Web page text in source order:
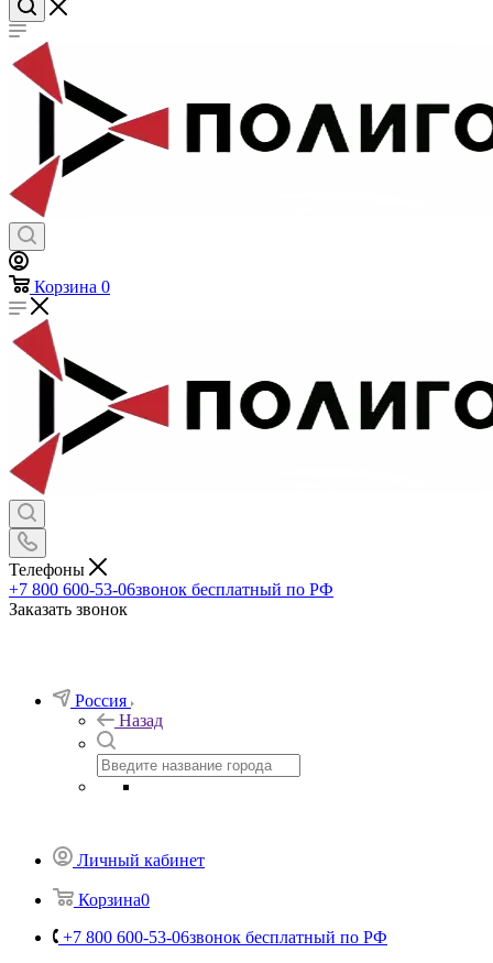
Корзина 0
Телефоны
+7 800 600-53-06звонок бесплатный по РФ
Заказать звонок
Россия
Назад
Личный кабинет
Корзина0
+7 800 600-53-06звонок бесплатный по РФ